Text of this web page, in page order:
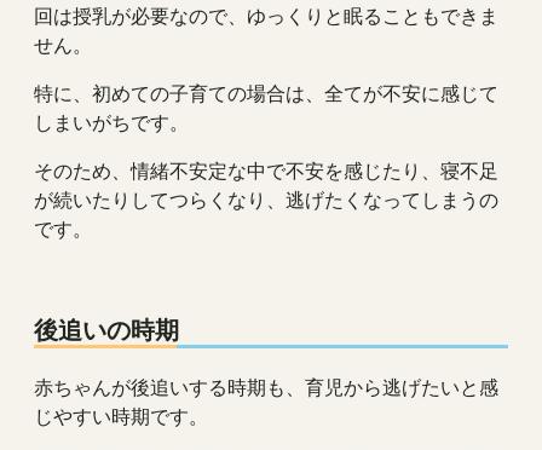
回は授乳が必要なので、ゆっくりと眠ることもできま
せん。
特に、初めての子育ての場合は、全てが不安に感じて
しまいがちです。
そのため、情緒不安定な中で不安を感じたり、寝不足
が続いたりしてつらくなり、逃げたくなってしまうの
です。
後追いの時期
赤ちゃんが後追いする時期も、育児から逃げたいと感
じやすい時期です。